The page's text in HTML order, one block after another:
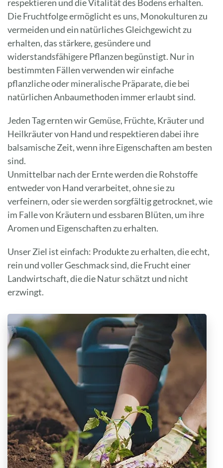
respektieren und die Vitalität des Bodens erhalten.
Die Fruchtfolge ermöglicht es uns, Monokulturen zu
vermeiden und ein natürliches Gleichgewicht zu
erhalten, das stärkere, gesündere und
widerstandsfähigere Pflanzen begünstigt. Nur in
bestimmten Fällen verwenden wir einfache
pflanzliche oder mineralische Präparate, die bei
natürlichen Anbaumethoden immer erlaubt sind.
Jeden Tag ernten wir Gemüse, Früchte, Kräuter und
Heilkräuter von Hand und respektieren dabei ihre
balsamische Zeit, wenn ihre Eigenschaften am besten
sind.
Unmittelbar nach der Ernte werden die Rohstoffe
entweder von Hand verarbeitet, ohne sie zu
verfeinern, oder sie werden sorgfältig getrocknet, wie
im Falle von Kräutern und essbaren Blüten, um ihre
Aromen und Eigenschaften zu erhalten.
Unser Ziel ist einfach: Produkte zu erhalten, die echt,
rein und voller Geschmack sind, die Frucht einer
Landwirtschaft, die die Natur schätzt und nicht
erzwingt.